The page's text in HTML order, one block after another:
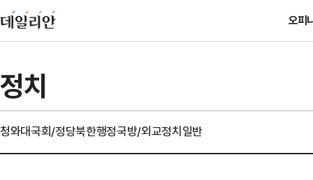
오피
정치
청와대국회/정당북한행정국방/외교정치일반